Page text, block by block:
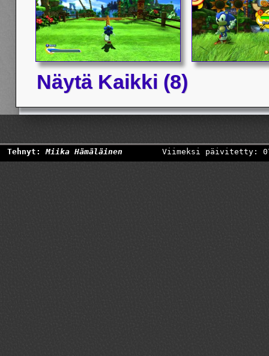
Näytä Kaikki (8)
Tehnyt:Miika Hämäläinen Viimeksi päivitetty: